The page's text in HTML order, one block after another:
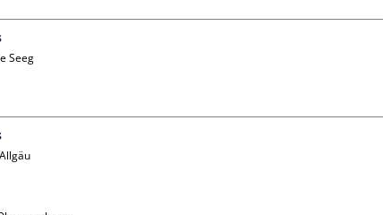
Seeg